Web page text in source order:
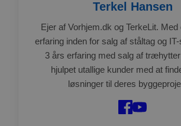
Terkel Hansen
Ejer af Vorhjem.dk og TerkeLit. Med
erfaring inden for salg af ståltag og
3 års erfaring med salg af
hjulpet utallige kunder med at
løsninger til deres